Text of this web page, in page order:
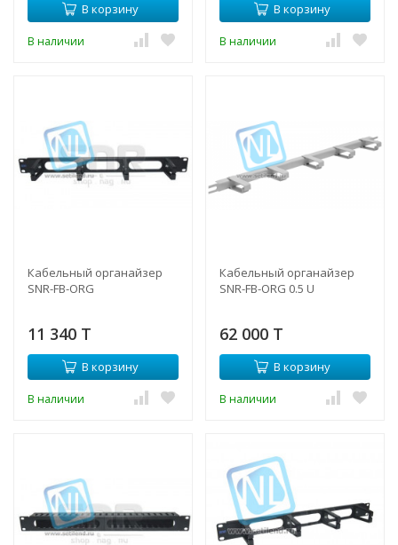
В корзину
В наличии
В корзину
В наличии
Кабельный органайзер
SNR-FB-ORG
11 340 T
В корзину
В наличии
Кабельный органайзер
SNR-FB-ORG 0.5 U
62 000 T
В корзину
В наличии